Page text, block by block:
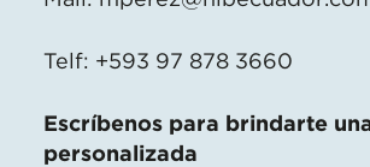
Telf: +593 97 878 3660
Escríbenos para brindarte
personalizada